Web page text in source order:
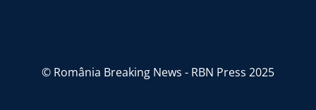
© România Breaking News - RBN Press 2025